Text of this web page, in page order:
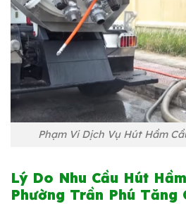
Phạm Vi Dịch Vụ Hút Hầm
Lý Do Nhu Cầu Hút
Phường Trần Phú Tăng